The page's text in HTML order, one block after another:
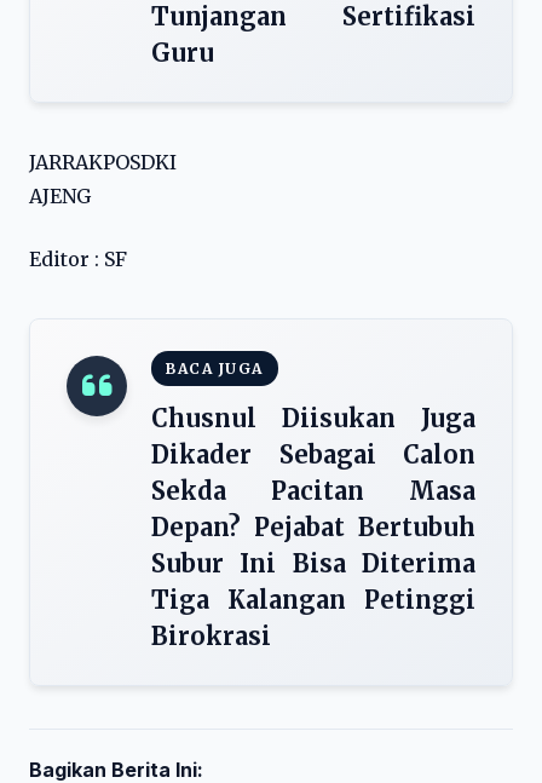
Tunjangan Sertifikasi
Guru
JARRAKPOSDKI
AJENG
Editor : SF
BACA JUGA
Chusnul Diisukan Juga
Dikader Sebagai Calon
Sekda Pacitan Masa
Depan? Pejabat Bertubuh
Subur Ini Bisa Diterima
Tiga Kalangan Petinggi
Birokrasi
Bagikan Berita Ini: